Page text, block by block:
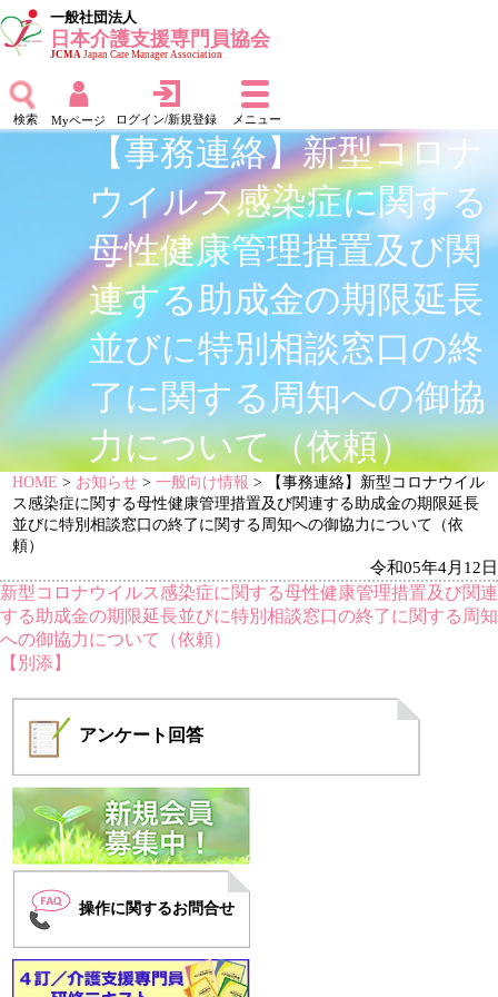
一般社団法人
日本介護支援専門員協会
JCMAJapan Care Manager Association
検索 Myページ ログイン/新規登録 メニュー
【事務連絡】新型コロナ
ウイルス感染症に関する
母性健康管理措置及び関
連する助成金の期限延長
並びに特別相談窓口の終
了に関する周知への御協
力について（依頼）
HOME > お知らせ >一般向け情報 > 【事務連絡】新型コロナウイル
ス感染症に関する母性健康管理措置及び関連する助成金の期限延長
並びに特別相談窓口の終了に関する周知への御協力について（依
頼）
令和05年4月12日
新型コロナウイルス感染症に関する母性健康管理措置及び関連
する助成金の期限延長並びに特別相談窓口の終了に関する周知
への御協力について（依頼）
【別添】
アンケート 回答
操作に関するお問合せ